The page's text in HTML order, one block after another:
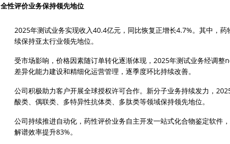
全性评价业务保持领先地位
2025年测试业务实现收入40.4亿元，同比恢复正增长4.7%。其中，
续保持亚太行业领先地位。
受市场影响，价格因素随订单转化逐渐体现，2025年测试业务经调整
差异化能力建设和精细化运营管理，逐季度环比持续改善。
公司积极助力客户开展全球授权许可合作。新分子业务持续发力，
酸类、偶联类、多特异性抗体类、多肽类等领域保持领先地位。
公司持续推进自动化，药性评价业务自主开发一站式化合物鉴定软件
解谱效率提升83%。